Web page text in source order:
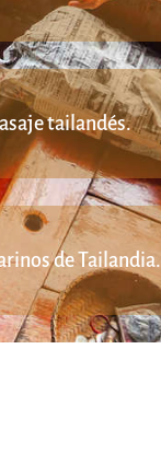
tailandés.
de Tailandia.